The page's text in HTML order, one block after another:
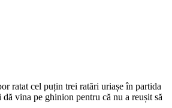
ratat cel puțin trei ratări uriașe în partida
vina pe ghinion pentru că nu a reușit să